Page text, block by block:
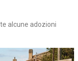
alcune adozioni